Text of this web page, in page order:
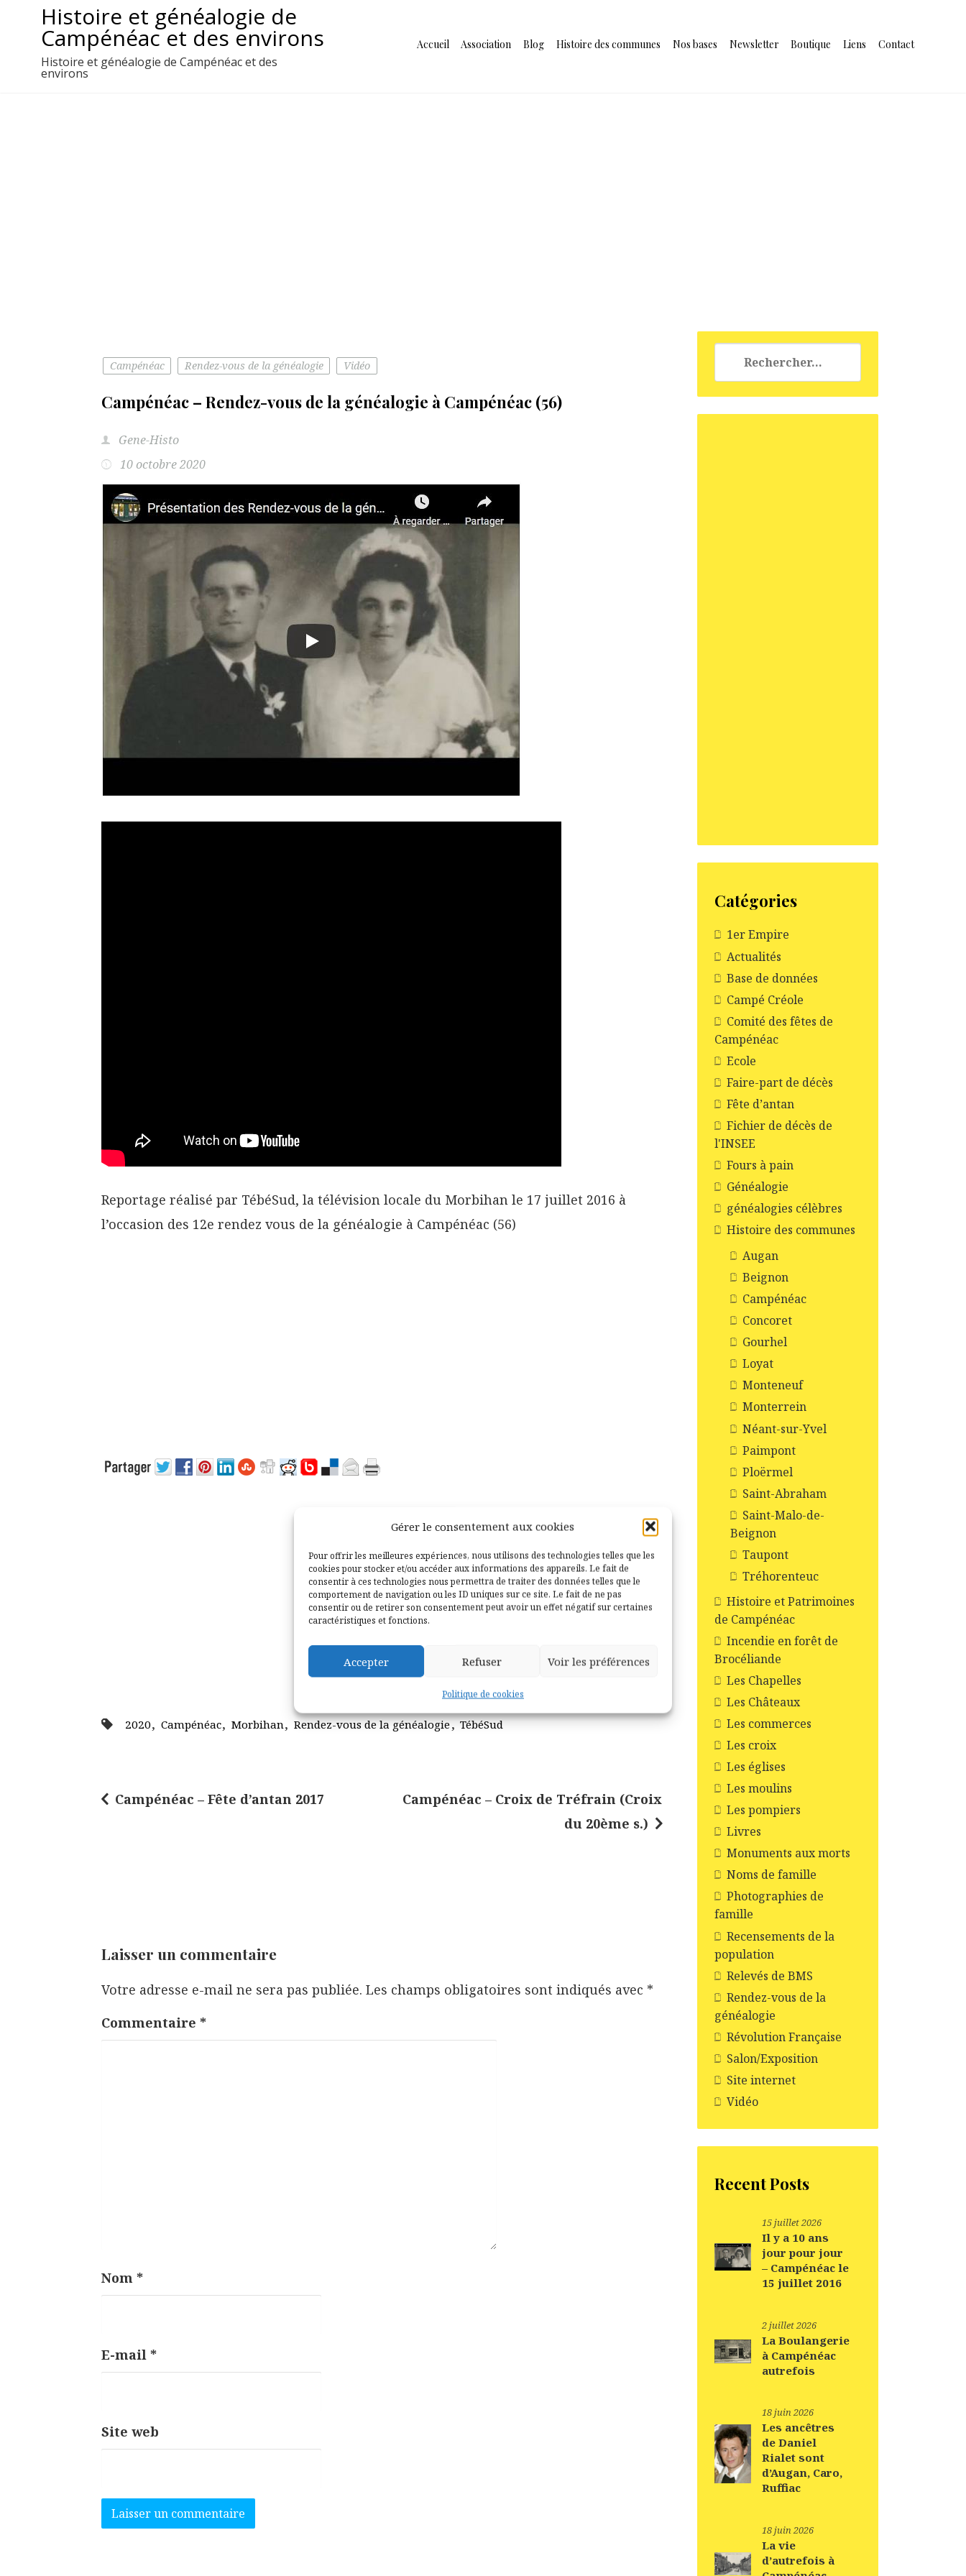
Gérer le consentement aux cookies
Pour offrir les meilleures expériences, nous utilisons des technologies telles que les
cookies pour stocker et/ou accéder aux informations des appareils. Le fait de
consentir à ces technologies nous permettra de traiter des données telles que le
comportement de navigation ou les ID uniques sur ce site. Le fait de ne pas
consentir ou de retirer son consentement peut avoir un effet négatif sur certaines
caractéristiques et fonctions.
Accepter Refuser Voir les préférences
Politique de cookies
contenu
Histoire et généalogie de
Campénéac et des environs
Histoire et généalogie de Campénéac et des
environs
Accueil Association Blog Histoire des communes Nos bases Newsletter Boutique Liens Contact
Campénéac Rendez-vous de la généalogie Vidéo
Campénéac – Rendez-vous de la généalogie à Campénéac (56)
Gene-Histo
10 octobre 2020
Reportage réalisé par TébéSud, la télévision locale du Morbihan le 17 juillet 2016 à
l’occasion des 12e rendez vous de la généalogie à Campénéac (56)
2020, Campénéac, Morbihan, Rendez-vous de la généalogie, TébéSud
N
t
o
n
l
e
Campénéac – Fête d’antan 2017
Campénéac – Croix de Tréfrain (Croix
du 20ème s.)
Laisser un commentaire
Votre adresse e-mail ne sera pas publiée. Les champs obligatoires sont indiqués avec *
Commentaire *
Nom *
E-mail *
Site web
Catégories
1er Empire
Actualités
Base de données
Campé Créole
Comité des fêtes de
Campénéac
Ecole
Faire-part de décès
Fête d’antan
Fichier de décès de
l'INSEE
Fours à pain
Généalogie
généalogies célèbres
Histoire des communes
Augan
Beignon
Campénéac
Concoret
Gourhel
Loyat
Monteneuf
Monterrein
Néant-sur-Yvel
Paimpont
Ploërmel
Saint-Abraham
Saint-Malo-de-
Beignon
Taupont
Tréhorenteuc
Histoire et Patrimoines
de Campénéac
Incendie en forêt de
Brocéliande
Les Chapelles
Les Châteaux
Les commerces
Les croix
Les églises
Les moulins
Les pompiers
Livres
Monuments aux morts
Noms de famille
Photographies de
famille
Recensements de la
population
Relevés de BMS
Rendez-vous de la
généalogie
Révolution Française
Salon/Exposition
Site internet
Vidéo
Recent Posts
15 juillet 2026
Il y a 10 ans
jour pour jour
– Campénéac le
15 juillet 2016
2 juillet 2026
La Boulangerie
à Campénéac
autrefois
18 juin 2026
Les ancêtres
de Daniel
Rialet sont
d’Augan, Caro,
Ruffiac
18 juin 2026
La vie
d’autrefois à